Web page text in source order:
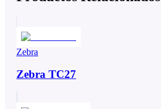
Zebra
Zebra TC27